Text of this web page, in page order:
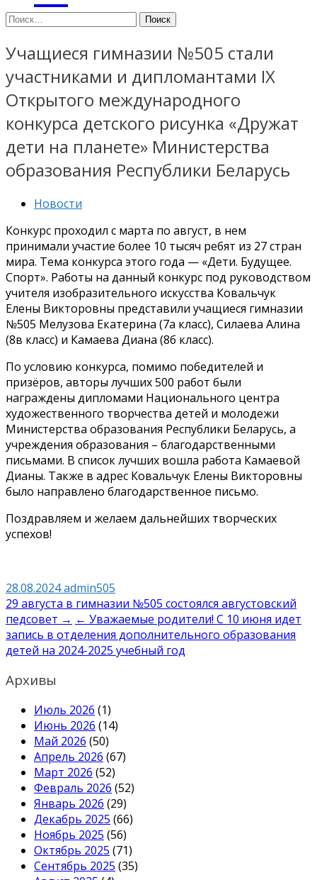
Найти:
Учащиеся гимназии №505 стали
участниками и дипломантами IX
Открытого международного
конкурса детского рисунка «Дружат
дети на планете» Министерства
образования Республики Беларусь
Новости
Конкурс проходил с марта по август, в нем
принимали участие более 10 тысяч ребят из 27 стран
мира. Тема конкурса этого года — «Дети. Будущее.
Спорт». Работы на данный конкурс под руководством
учителя изобразительного искусства Ковальчук
Елены Викторовны представили учащиеся гимназии
№505 Мелузова Екатерина (7а класс), Силаева Алина
(8в класс) и Камаева Диана (8б класс).
По условию конкурса, помимо победителей и
призёров, авторы лучших 500 работ были
награждены дипломами Национального центра
художественного творчества детей и молодежи
Министерства образования Республики Беларусь, а
учреждения образования – благодарственными
письмами. В список лучших вошла работа Камаевой
Дианы. Также в адрес Ковальчук Елены Викторовны
было направлено благодарственное письмо.
Поздравляем и желаем дальнейших творческих
успехов!
28.08.2024admin505
Навигация
по
записям
29 августа в гимназии №505 состоялся августовский
педсовет → ← Уважаемые родители! С 10 июня идет
запись в отделения дополнительного образования
детей на 2024-2025 учебный год
Архивы
Июль 2026 (1)
Июнь 2026 (14)
Май 2026 (50)
Апрель 2026 (67)
Март 2026 (52)
Февраль 2026 (52)
Январь 2026 (29)
Декабрь 2025 (66)
Ноябрь 2025 (56)
Октябрь 2025 (71)
Сентябрь 2025 (35)